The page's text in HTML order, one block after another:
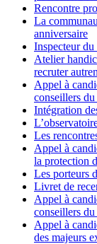
Rencontre
La
anniversaire
Inspecteur
Atelier
recruter
Appel à
conseillers
Intégration
Les
Appel à
la protection
Les porteurs
Livret de
Appel à
conseillers
Appel à
des majeurs